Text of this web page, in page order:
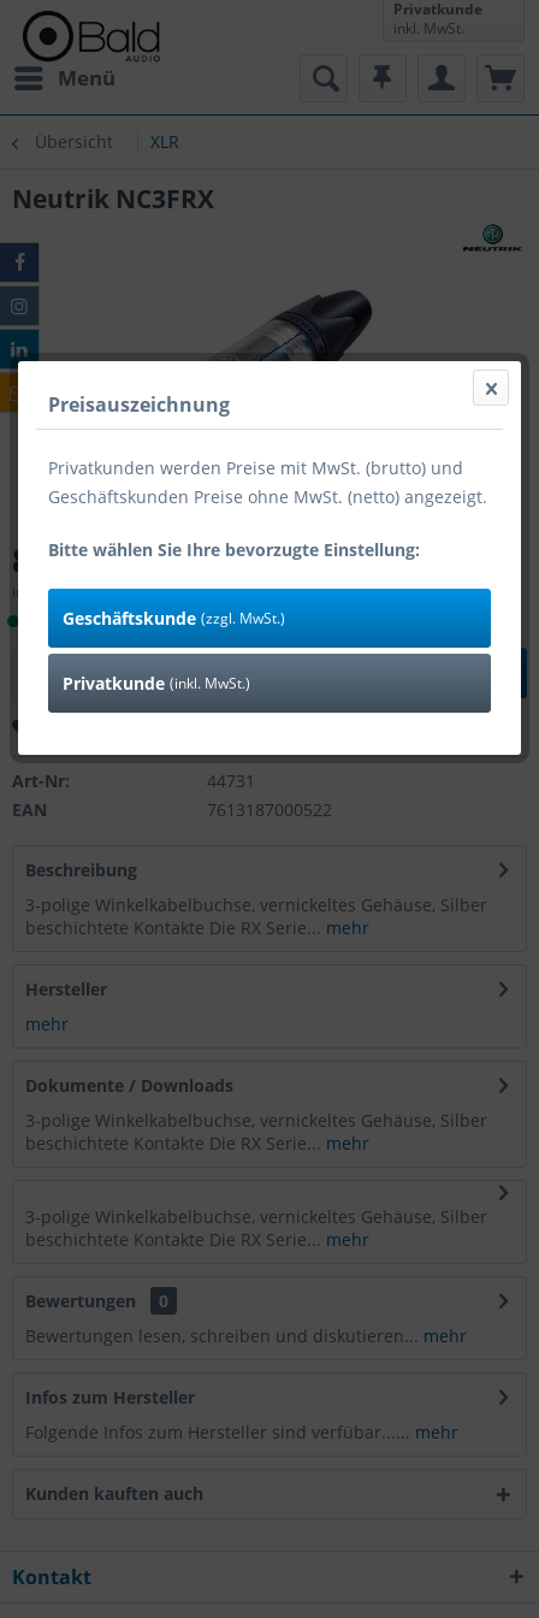
Menü
Privatkunde
inkl. MwSt.
Übersicht XLR
Neutrik NC3FRX
8,41 € *
inkl. MwSt.zzgl. Versandkosten
Lieferzeit 1-4 Tage (Bestand: 53)
Art-Nr:
44731
EAN
7613187000522
Beschreibung
3-polige Winkelkabelbuchse, vernickeltes Gehäuse, Silber
beschichtete Kontakte Die RX Serie... mehr
Hersteller
mehr
Dokumente / Downloads
3-polige Winkelkabelbuchse, vernickeltes Gehäuse, Silber
beschichtete Kontakte Die RX Serie... mehr
3-polige Winkelkabelbuchse, vernickeltes Gehäuse, Silber
beschichtete Kontakte Die RX Serie... mehr
Bewertungen
0
Bewertungen lesen, schreiben und diskutieren... mehr
Infos zum Hersteller
Folgende Infos zum Hersteller sind verfübar...... mehr
Kunden kauften auch
Kontakt
Preisauszeichnung
Privatkunden werden Preise mit MwSt. (brutto) und
Geschäftskunden Preise ohne MwSt. (netto) angezeigt.
Bitte wählen Sie Ihre bevorzugte Einstellung:
Geschäftskunde (zzgl. MwSt.)
Privatkunde (inkl. MwSt.)